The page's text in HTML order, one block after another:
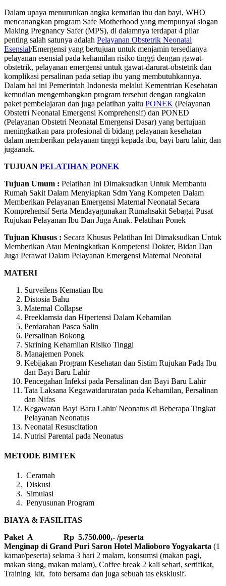
Dalam upaya menurunkan angka kematian ibu dan bayi, WHO
mencanangkan program Safe Motherhood yang mempunyai slogan
Making Pregnancy Safer (MPS), di dalamnya terdapat 4 pilar
penting salah satunya adalah Pelayanan Obstetrik Neonatal
Esensial/Emergensi yang bertujuan untuk menjamin tersedianya
pelayanan esensial pada kehamilan risiko tinggi dengan gawat-
obstetrik, pelayanan emergensi untuk gawat-darurat-obstetrik dan
komplikasi persalinan pada setiap ibu yang membutuhkannya.
Dalam hal ini Pemerintah Indonesia melalui Kementrian Kesehatan
kemudian mengembangkan program tersebut dengan rangkaian
paket pembelajaran dan juga pelatihan yaitu PONEK (Pelayanan
Obstetri Neonatal Emergensi Komprehensif) dan PONED
(Pelayanan Obstetri Neonatal Emergensi Dasar) yang bertujuan
meningkatkan para profesional di bidang pelayanan kesehatan
dalam memberikan pelayanan tinggi kepada ibu, bayi baru lahir, dan
jugaanak.
TUJUAN PELATIHAN PONEK
Tujuan Umum : Pelatihan Ini Dimaksudkan Untuk Membantu
Rumah Sakit Dalam Menyiapkan Sdm Yang Kompeten Dalam
Memberikan Pelayanan Emergensi Maternal Neonatal Secara
Komprehensif Serta Mendayagunakan Rumahsakit Sebagai Pusat
Rujukan Pelayanan Ibu Dan Juga Anak. Pelatihan Ponek
Tujuan Khusus : Secara Khusus Pelatihan Ini Dimaksudkan Untuk
Memberikan Atau Meningkatkan Kompetensi Dokter, Bidan Dan
Juga Perawat Dalam Pelayanan Emergensi Maternal Neonatal
MATERI
Surveilens Kematian Ibu
Distosia Bahu
Maternal Collapse
Preeklamsia dan Hipertensi Dalam Kehamilan
Perdarahan Pasca Salin
Persalinan Bokong
Skrining Kehamilan Risiko Tinggi
Manajemen Ponek
Kebijakan Program Kesehatan dan Sistim Rujukan Pada Ibu
dan Bayi Baru Lahir
Pencegahan Infeksi pada Persalinan dan Bayi Baru Lahir
Tata Laksana Kegawatdaruratan pada Kehamilan, Persalinan
dan Nifas
Kegawatan Bayi Baru Lahir/ Neonatus di Beberapa Tingkat
Pelayanan Neonatus
Neonatal Resuscitation
Nutrisi Parental pada Neonatus
METODE BIMTEK
Ceramah
Diskusi
Simulasi
Penyusunan Program
BIAYA & FASILITAS
Paket A Rp 5.750.000,- /peserta
Menginap di Grand Puri Saron Hotel Malioboro Yogyakarta (1
kamar/peserta) selama 3 hari 2 malam, konsumsi (makan pagi,
makan siang, makan malam), Coffee break 2 kali sehari, sertifikat,
Training kit, foto bersama dan juga sebuah tas eksklusif.